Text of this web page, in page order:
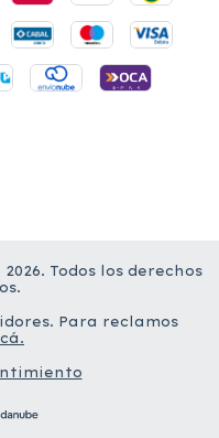
Todos los derechos
Para reclamos